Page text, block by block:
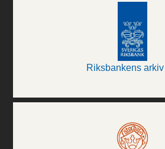
Riksbankens arkiv